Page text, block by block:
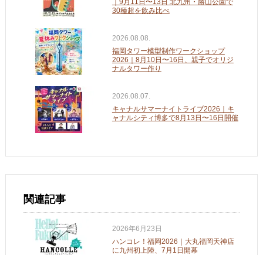
｜9月11日〜13日 北九州・勝山公園で
30種超を飲み比べ
2026.08.08.
福岡タワー模型制作ワークショップ
2026｜8月10日〜16日、親子でオリジ
ナルタワー作り
2026.08.07.
キャナルサマーナイトライブ2026｜キ
ャナルシティ博多で8月13日〜16日開催
関連記事
2026年6月23日
ハンコレ！福岡2026｜大丸福岡天神店
に九州初上陸、7月1日開幕